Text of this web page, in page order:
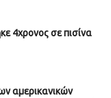
4χρονος σε πισίνα
αμερικανικών